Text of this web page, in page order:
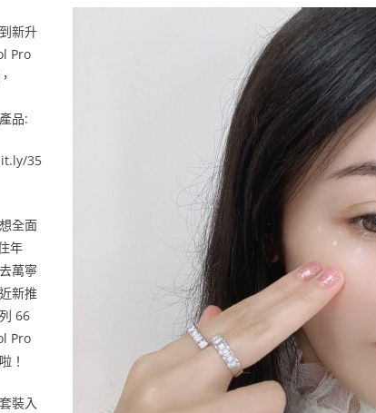
新升
Pro
品:
35
全面
年
萬寧
新推
66
Pro
！
裝入